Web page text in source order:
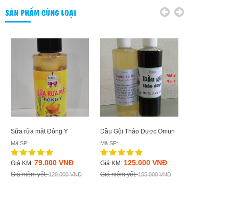
SẢN PHẨM CÙNG LOẠI
Sữa rửa mặt Đông Y
Mã SP:
Giá KM: 79.000 VNĐ
Giá niêm yết:129.000 VNĐ
Dầu Gội Thảo Dược Omun
Mã SP:
Giá KM: 125.000 VNĐ
Giá niêm yết:155.000 VNĐ